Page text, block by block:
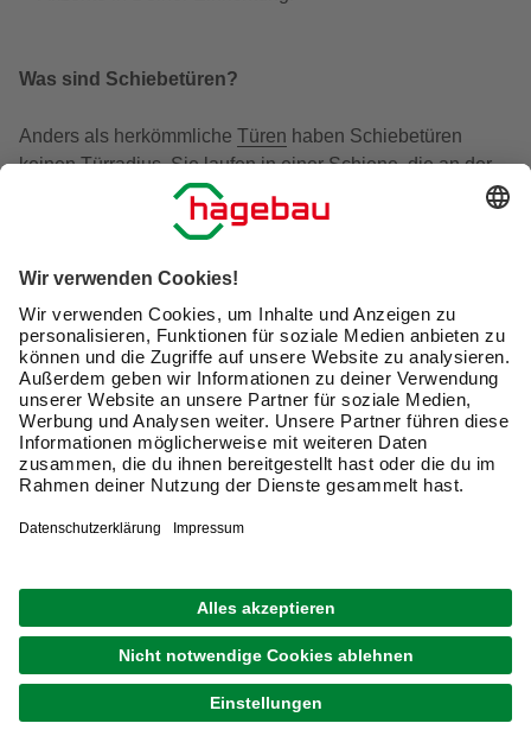
Was sind Schiebetüren?
Anders als herkömmliche Türen haben Schiebetüren
keinen Türradius. Sie laufen in einer Schiene, die an der
Wand montiert ist und werden daher einfach zur Seite
geschoben. Manche Modelle haben zusätzlich eine
Welche Arten gibt es?
Die Modelle unterscheiden sich vor allem durch die Art des
Schienensystems. Neben Schiebetüren, die in einer
Laufschiene an der Wand und zusätzlich in einer
Bodenführung laufen, gibt es auch Schwebetüren und
Hebeschiebetüren. Hebeschiebetüren werden angehoben
und dann zur Seite geschoben. Mit dem Griff kannst Du sie
Was ist der Unterschied zwischen Schiebe- und
Schwebetüren?